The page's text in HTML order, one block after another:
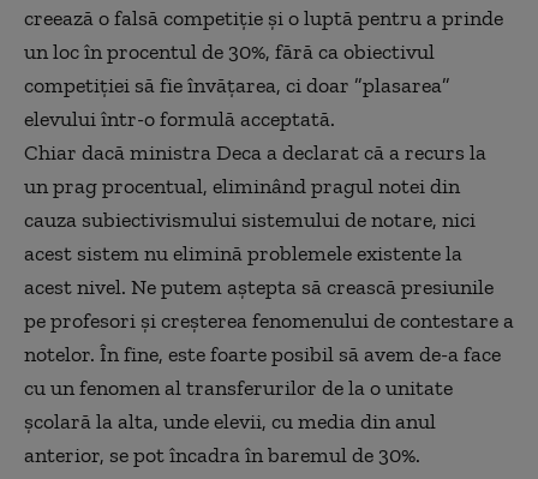
creează o falsă competiție și o luptă pentru a prinde
un loc în procentul de 30%, fără ca obiectivul
competiției să fie învățarea, ci doar ”plasarea”
elevului într-o formulă acceptată.
Chiar dacă ministra Deca a declarat că a recurs la
un prag procentual, eliminând pragul notei din
cauza subiectivismului sistemului de notare, nici
acest sistem nu elimină problemele existente la
acest nivel. Ne putem aștepta să crească presiunile
pe profesori și creșterea fenomenului de contestare a
notelor. În fine, este foarte posibil să avem de-a face
cu un fenomen al transferurilor de la o unitate
școlară la alta, unde elevii, cu media din anul
anterior, se pot încadra în baremul de 30%.